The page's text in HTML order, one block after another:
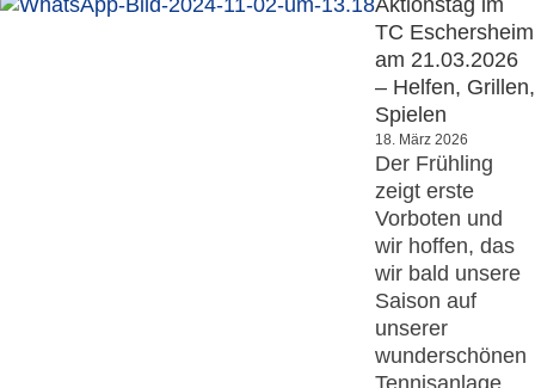
Aktionstag im
TC Eschersheim
am 21.03.2026
– Helfen, Grillen,
Spielen
18. März 2026
Der Frühling
zeigt erste
Vorboten und
wir hoffen, das
wir bald unsere
Saison auf
unserer
wunderschönen